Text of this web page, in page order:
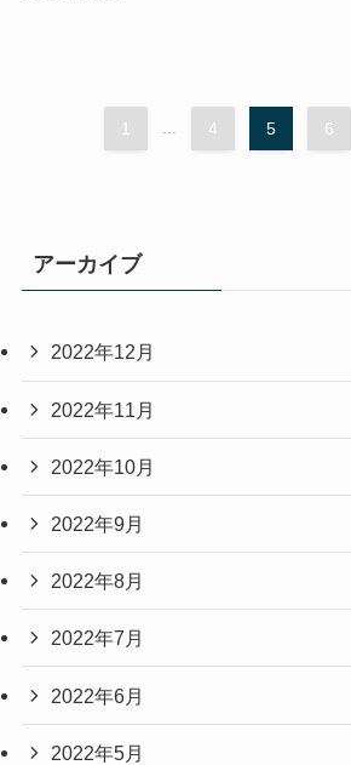
1 ... 4 5 6
アーカイブ
2022年12月
2022年11月
2022年10月
2022年9月
2022年8月
2022年7月
2022年6月
2022年5月